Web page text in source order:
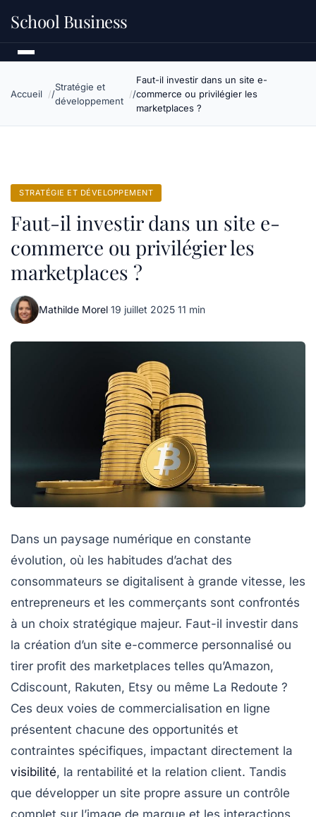
School Business
Accueil
Stratégie et
développement
Faut-il investir dans un site e-
commerce ou privilégier les
marketplaces ?
STRATÉGIE ET DÉVELOPPEMENT
Faut-il investir dans un site e-
commerce ou privilégier les
marketplaces ?
Mathilde Morel·19 juillet 2025·11 min
Dans un paysage numérique en constante
évolution, où les habitudes d’achat des
consommateurs se digitalisent à grande vitesse, les
entrepreneurs et les commerçants sont confrontés
à un choix stratégique majeur. Faut-il investir dans
la création d’un site e-commerce personnalisé ou
tirer profit des marketplaces telles qu’Amazon,
Cdiscount, Rakuten, Etsy ou même La Redoute ?
Ces deux voies de commercialisation en ligne
présentent chacune des opportunités et
contraintes spécifiques, impactant directement la
visibilité, la rentabilité et la relation client. Tandis
que développer un site propre assure un contrôle